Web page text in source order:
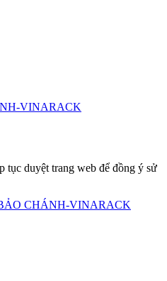
tục duyệt trang web để đồng ý sử